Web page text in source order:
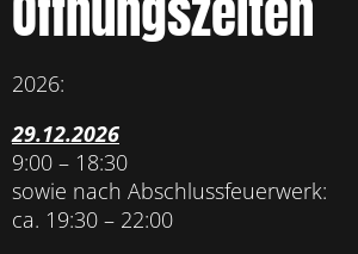
2026:
29.12.2026
9:00 – 18:30
sowie nach Abschlussfeuerwerk:
ca. 19:30 – 22:00